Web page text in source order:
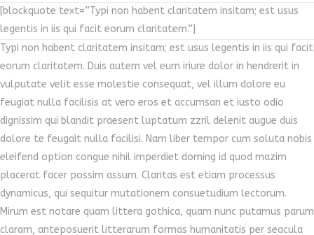
[blockquote text=”Typi non habent claritatem insitam; est usus
legentis in iis qui facit eorum claritatem.”]
Typi non habent claritatem insitam; est usus legentis in iis qui facit
eorum claritatem. Duis autem vel eum iriure dolor in hendrerit in
vulputate velit esse molestie consequat, vel illum dolore eu
feugiat nulla facilisis at vero eros et accumsan et iusto odio
dignissim qui blandit praesent luptatum zzril delenit augue duis
dolore te feugait nulla facilisi. Nam liber tempor cum soluta nobis
eleifend option congue nihil imperdiet doming id quod mazim
placerat facer possim assum. Claritas est etiam processus
dynamicus, qui sequitur mutationem consuetudium lectorum.
Mirum est notare quam littera gothica, quam nunc putamus parum
claram, anteposuerit litterarum formas humanitatis per seacula